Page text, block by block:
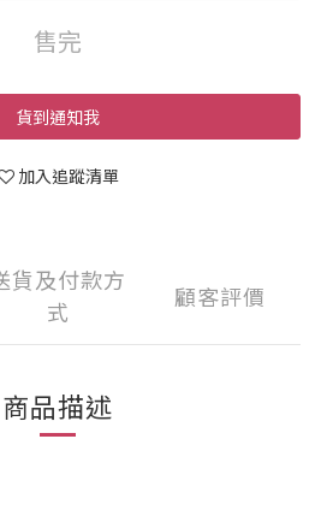
售完
貨到通知我
加入追蹤清單
貨及付款方
式
顧客評價
商品描述